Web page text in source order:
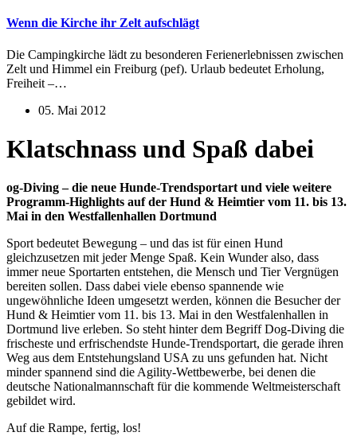
Wenn die Kirche ihr Zelt aufschlägt
Die Campingkirche lädt zu besonderen Ferienerlebnissen zwischen
Zelt und Himmel ein Freiburg (pef). Urlaub bedeutet Erholung,
Freiheit –…
05. Mai 2012
Klatschnass und Spaß dabei
og-Diving – die neue Hunde-Trendsportart und viele weitere
Programm-Highlights auf der Hund & Heimtier vom 11. bis 13.
Mai in den Westfallenhallen Dortmund
Sport bedeutet Bewegung – und das ist für einen Hund
gleichzusetzen mit jeder Menge Spaß. Kein Wunder also, dass
immer neue Sportarten entstehen, die Mensch und Tier Vergnügen
bereiten sollen. Dass dabei viele ebenso spannende wie
ungewöhnliche Ideen umgesetzt werden, können die Besucher der
Hund & Heimtier vom 11. bis 13. Mai in den Westfalenhallen in
Dortmund live erleben. So steht hinter dem Begriff Dog-Diving die
frischeste und erfrischendste Hunde-Trendsportart, die gerade ihren
Weg aus dem Entstehungsland USA zu uns gefunden hat. Nicht
minder spannend sind die Agility-Wettbewerbe, bei denen die
deutsche Nationalmannschaft für die kommende Weltmeisterschaft
gebildet wird.
Auf die Rampe, fertig, los!